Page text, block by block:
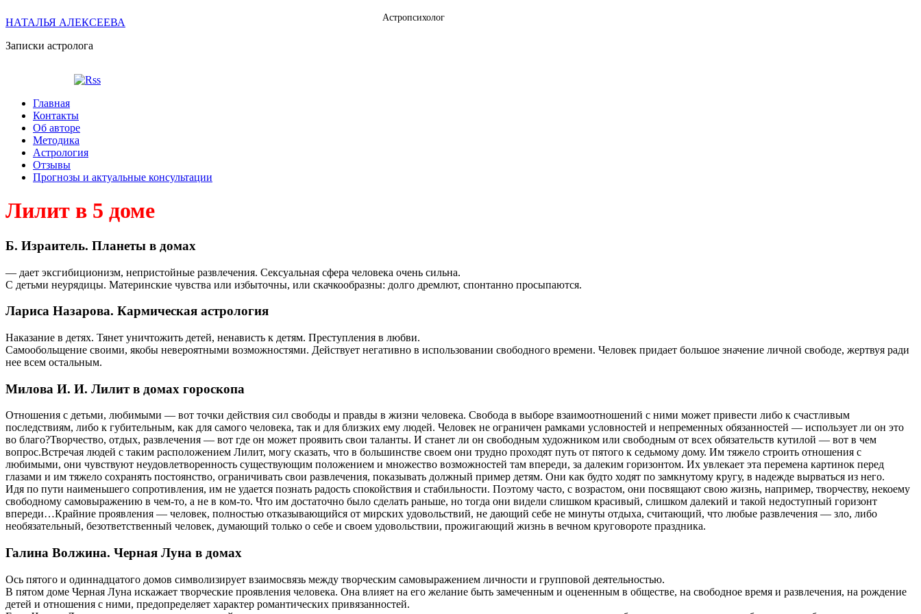
НАТАЛЬЯ АЛЕКСЕЕВА Астропсихолог
Записки астролога
Главная
Контакты
Об авторе
Методика
Астрология
Отзывы
Прогнозы и актуальные консультации
Лилит в 5 доме
Б. Израитель. Планеты в домах
— дает эксгибиционизм, непристойные развлечения. Сексуальная сфера человека очень сильна.
С детьми неурядицы. Материнские чувства или избыточны, или скачкообразны: долго дремлют, спонтанно просыпаются.
Лариса Назарова. Кармическая астрология
Наказание в детях. Тянет уничтожить детей, ненависть к детям. Преступления в любви.
Самообольщение своими, якобы невероятными возможностями. Действует негативно в использовании свободного времени. Человек придает большое значение личной свободе, жертвуя ради
нее всем остальным.
Милова И. И. Лилит в домах гороскопа
Отношения с детьми, любимыми — вот точки действия сил свободы и правды в жизни человека. Свобода в выборе взаимоотношений с ними может привести либо к счастливым
последствиям, либо к губительным, как для самого человека, так и для близких ему людей. Человек не ограничен рамками условностей и непременных обязанностей — использует ли он это
во благо?Творчество, отдых, развлечения — вот где он может проявить свои таланты. И станет ли он свободным художником или свободным от всех обязательств кутилой — вот в чем
вопрос.Встречая людей с таким расположением Лилит, могу сказать, что в большинстве своем они трудно проходят путь от пятого к седьмому дому. Им тяжело строить отношения с
любимыми, они чувствуют неудовлетворенность существующим положением и множество возможностей там впереди, за далеким горизонтом. Их увлекает эта перемена картинок перед
глазами и им тяжело сохранять постоянство, ограничивать свои развлечения, показывать должный пример детям. Они как будто ходят по замкнутому кругу, в надежде вырваться из него.
Идя по пути наименьшего сопротивления, им не удается познать радость спокойствия и стабильности. Поэтому часто, с возрастом, они посвящают свою жизнь, например, творчеству, некоему
свободному самовыражению в чем-то, а не в ком-то. Что им достаточно было сделать раньше, но тогда они видели слишком красивый, слишком далекий и такой недоступный горизонт
впереди…Крайние проявления — человек, полностью отказывающийся от мирских удовольствий, не дающий себе не минуты отдыха, считающий, что любые развлечения — зло, либо
необязательный, безответственный человек, думающий только о себе и своем удовольствии, прожигающий жизнь в вечном круговороте праздника.
Галина Волжина. Черная Луна в домах
Ось пятого и одиннадцатого домов символизирует взаимосвязь между творческим самовыражением личности и групповой деятельностью.
В пятом доме Черная Луна искажает творческие проявления человека. Она влияет на его желание быть замеченным и оцененным в обществе, на свободное время и развлечения, на рождение
детей и отношения с ними, предопределяет характер романтических привязанностей.